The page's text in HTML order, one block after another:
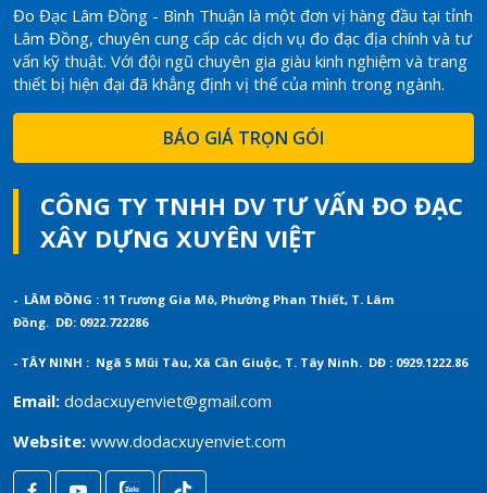
Đo Đạc Lâm Đồng - Bình Thuận là một đơn vị hàng đầu tại tỉnh
Lâm Đồng, chuyên cung cấp các dịch vụ đo đạc địa chính và tư
vấn kỹ thuật. Với đội ngũ chuyên gia giàu kinh nghiệm và trang
thiết bị hiện đại đã khẳng định vị thế của mình trong ngành.
BÁO GIÁ TRỌN GÓI
CÔNG TY TNHH DV TƯ VẤN ĐO ĐẠC
XÂY DỰNG XUYÊN VIỆT
- LÂM ĐỒNG : 11 Trương Gia Mô, Phường Phan Thiết, T. Lâm
Đồng. DĐ: 0922.722286
- TÂY NINH : Ngã 5 Mũi Tàu, Xã Cần Giuộc, T. Tây Ninh. DĐ : 0929.1222.86
Email: dodacxuyenviet@gmail.com
Website: www.dodacxuyenviet.com